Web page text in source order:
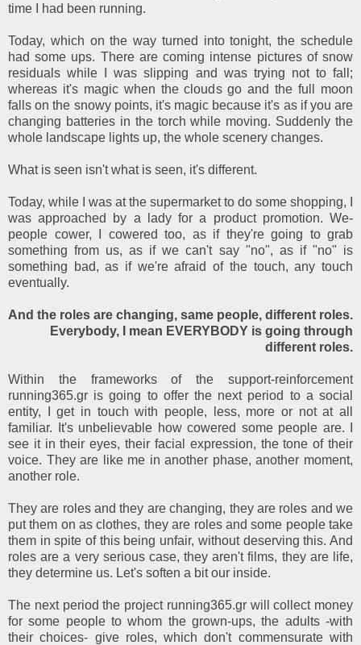
time I had been running.
Today, which on the way turned into tonight, the schedule
had some ups. There are coming intense pictures of snow
residuals while I was slipping and was trying not to fall;
whereas it's magic when the clouds go and the full moon
falls on the snowy points, it's magic because it's as if you are
changing batteries in the torch while moving. Suddenly the
whole landscape lights up, the whole scenery changes.
What is seen isn't what is seen, it's different.
Today, while I was at the supermarket to do some shopping, I
was approached by a lady for a product promotion. We-
people cower, I cowered too, as if they're going to grab
something from us, as if we can't say "no", as if "no" is
something bad, as if we're afraid of the touch, any touch
eventually.
And the roles are changing, same people, different roles.
Everybody, I mean EVERYBODY is going through
different roles.
Within the frameworks of the support-reinforcement
running365.gr is going to offer the next period to a social
entity, I get in touch with people, less, more or not at all
familiar. It's unbelievable how cowered some people are. I
see it in their eyes, their facial expression, the tone of their
voice. They are like me in another phase, another moment,
another role.
They are roles and they are changing, they are roles and we
put them on as clothes, they are roles and some people take
them in spite of this being unfair, without deserving this. And
roles are a very serious case, they aren't films, they are life,
they determine us. Let's soften a bit our inside.
The next period the project running365.gr will collect money
for some people to whom the grown-ups, the adults -with
their choices- give roles, which don't commensurate with